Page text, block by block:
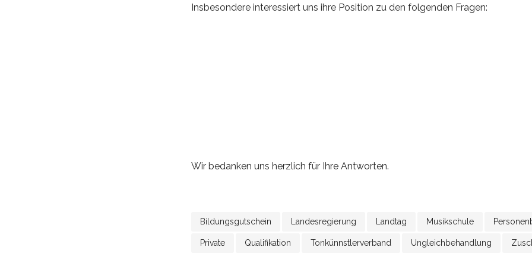
Insbesondere interessiert uns ihre Position zu den folgenden Fragen:
Wir bedanken uns herzlich für Ihre Antworten.
Bildungsgutschein Landesregierung Landtag Musikschule
Private Qualifikation Tonkünnstlerverband Ungleichbehandlung